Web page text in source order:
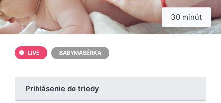
30 minút
LIVE BABYMASÉRKA
Prihlásenie do triedy